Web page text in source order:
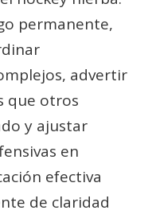
permanente,
advertir
que otros
y ajustar
en
efectiva
de claridad